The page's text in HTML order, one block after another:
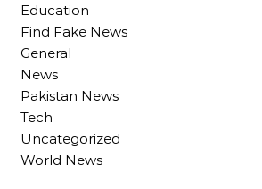
Education
Find Fake News
General
News
Pakistan News
Tech
Uncategorized
World News